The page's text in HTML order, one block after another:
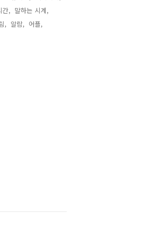
간, 말하는 시계,
, 알람, 어플,